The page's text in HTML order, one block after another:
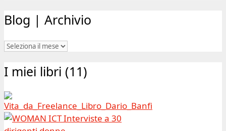
Blog | Archivio
Blog
Archivio
I miei libri (11)